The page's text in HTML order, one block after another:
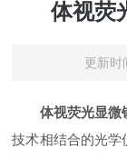
体视荧
更新
体视荧光显微
技术相结合的光学